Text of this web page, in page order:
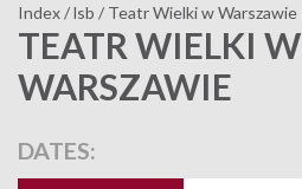
Index/lsb / Teatr Wielki w Warszawie
TEATR WIELKI W
WARSZAWIE
DATES: